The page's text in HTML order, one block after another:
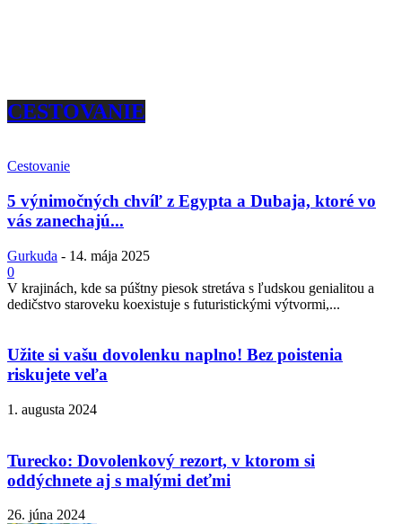
CESTOVANIE
Cestovanie
5 výnimočných chvíľ z Egypta a Dubaja, ktoré vo
vás zanechajú...
Gurkuda - 14. mája 2025
0
V krajinách, kde sa púštny piesok stretáva s ľudskou genialitou a
dedičstvo staroveku koexistuje s futuristickými výtvormi,...
Užite si vašu dovolenku naplno! Bez poistenia
riskujete veľa
1. augusta 2024
Turecko: Dovolenkový rezort, v ktorom si
oddýchnete aj s malými deťmi
26. júna 2024